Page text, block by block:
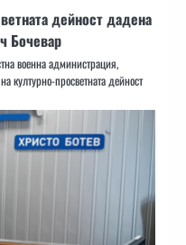
дейност дадена
Бочевар
военна администрация,
културно-просветната дейност